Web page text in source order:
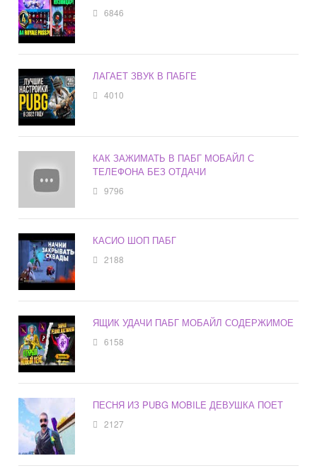
6846
ЛАГАЕТ ЗВУК В ПАБГЕ
4010
КАК ЗАЖИМАТЬ В ПАБГ МОБАЙЛ С
ТЕЛЕФОНА БЕЗ ОТДАЧИ
9796
КАСИО ШОП ПАБГ
2188
ЯЩИК УДАЧИ ПАБГ МОБАЙЛ СОДЕРЖИМОЕ
6158
ПЕСНЯ ИЗ PUBG MOBILE ДЕВУШКА ПОЕТ
2127